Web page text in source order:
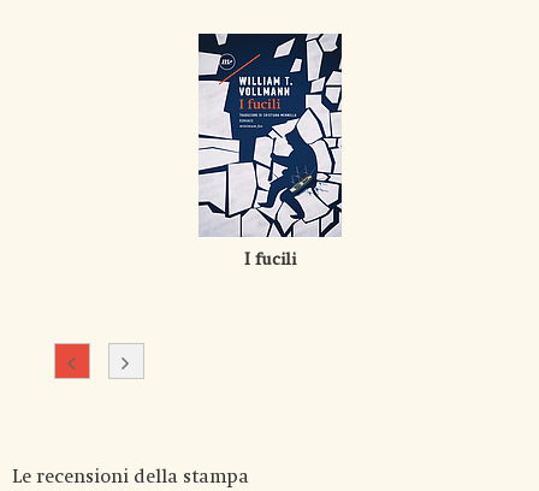
I fucili
Le recensioni della stampa